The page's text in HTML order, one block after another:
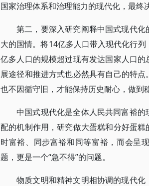
国家治理体系和治理能力的现代化，最终
第二，要深入研究阐释中国式现代
大的国情。将14亿多人口带入现代化行
亿多人口的规模超过现有发达国家人口
展途径和推进方式也必然具有自己的特
也不因循守旧，才能保持历史耐心，做到
中国式现代化是全体人民共同富裕
配的机制作用，研究做大蛋糕和分好蛋
时富裕、同步富裕和同等富裕，而会呈
题，更是一个“急不得”的问题。
物质文明和精神文明相协调的现代